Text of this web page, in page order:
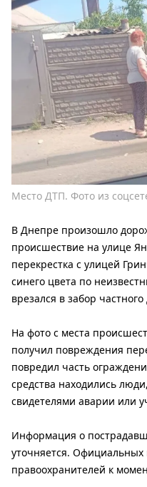
Место ДТП. Фото из
В Днепре произошло
происшествие на улице
перекрестка с улицей
синего цвета по
врезался в забор
На фото с места
получил повреждения
повредил часть
средства находились
свидетелями аварии или
Информация о
уточняется. Официальных
правоохранителей к